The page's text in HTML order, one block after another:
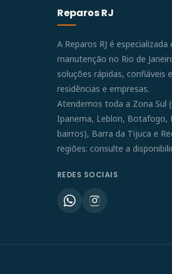
Reparos RJ
A Reparos RJ é
manutenção no Rio de
soluções rápidas, confiáveis
residências e empresas.
Atendemos toda a Zona Sul
Ipanema, Leblon, Botafogo,
bairros), Barra da Tijuca e
regiões: consulte a
REDES SOCIAIS